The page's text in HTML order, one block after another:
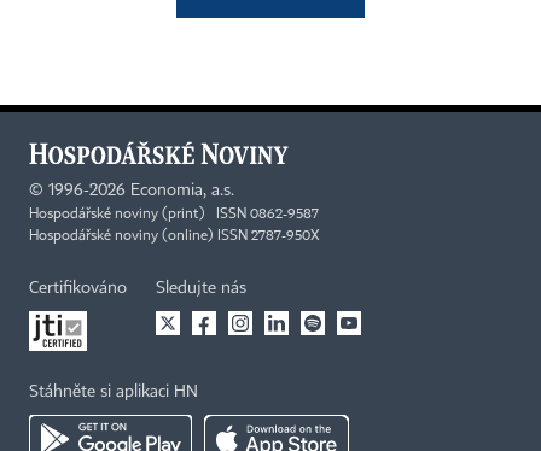
© 1996-2026 Economia, a.s.
Hospodářské noviny (print) ISSN 0862-9587
Hospodářské noviny (online) ISSN 2787-950X
Certifikováno Sledujte nás
Stáhněte si aplikaci HN